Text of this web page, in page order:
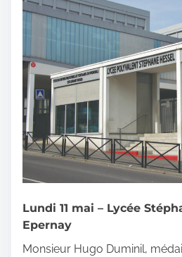
Lundi 11 mai – Lycée
Epernay
Monsieur Hugo Duminil,